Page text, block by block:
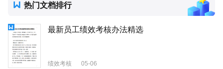
热门文档排行
最新员工绩效考核办法精选
绩效考核 05-06